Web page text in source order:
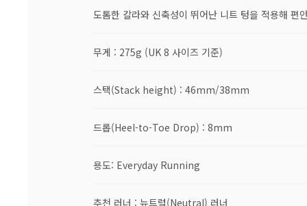
도톰한 칼라와 신축성이 뛰어난 니트 텅을 적용해 편
무게 : 275g (UK 8 사이즈 기준)
스택(Stack height) : 46mm/38mm
드롭(Heel-to-Toe Drop) : 8mm
용도: Everyday Running
추천 러너 : 뉴트럴(Neutral) 러너